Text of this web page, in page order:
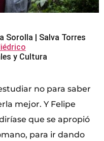
Sorolla | Salva Torres
y Cultura
no para saber
mejor. Y Felipe
que se apropió
para ir dando